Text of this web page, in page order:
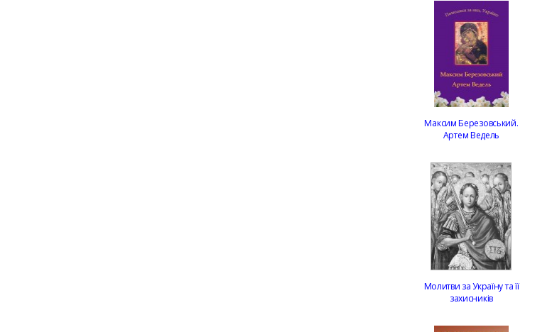
Максим Березовський.
Артем Ведель
Молитви за Україну та її
захисників